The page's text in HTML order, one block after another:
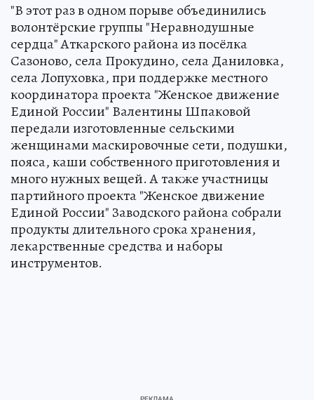
"В этот раз в одном порыве объединились
волонтёрские группы "Неравнодушные
сердца" Аткарского района из посёлка
Сазоново, села Прокудино, села Даниловка,
села Лопуховка, при поддержке местного
координатора проекта "Женское движение
Единой России" Валентины Шпаковой
передали изготовленные сельскими
женщинами маскировочные сети, подушки,
пояса, каши собственного приготовления и
много нужных вещей. А также участницы
партийного проекта "Женское движение
Единой России" Заводского района собрали
продукты длительного срока хранения,
лекарственные средства и наборы
инструментов.